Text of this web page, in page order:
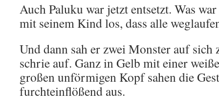
Auch Paluku war jetzt entsetzt. Was
mit seinem Kind los, dass alle
Und dann sah er zwei Monster auf
schrie auf. Ganz in Gelb mit einer
großen unförmigen Kopf sahen die
furchteinflößend aus.